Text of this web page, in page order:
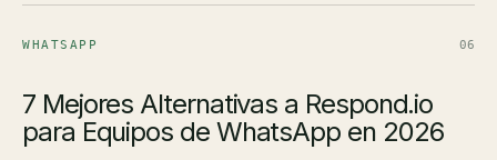
WHATSAPP 06
7 Mejores Alternativas a Respond.io
para Equipos de WhatsApp en 2026